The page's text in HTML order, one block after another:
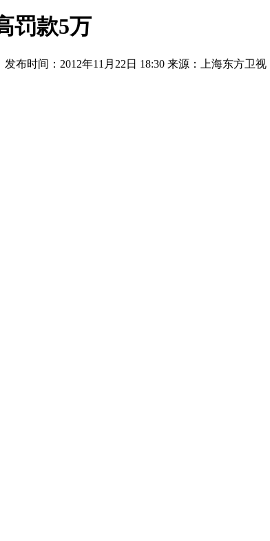
罚款5万
发布时间：2012年11月22日 18:30 来源：上海东方卫视